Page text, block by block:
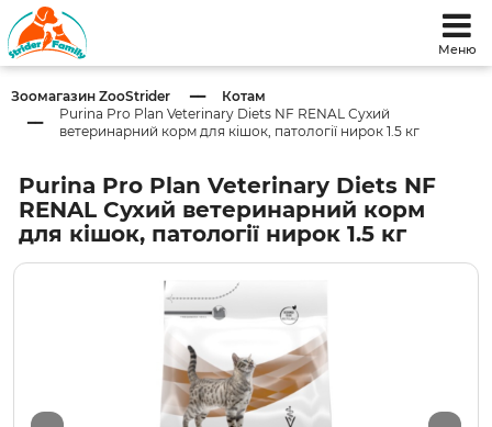
Меню
Зоомагазин ZooStrider
Котам
Purina Pro Plan Veterinary Diets NF RENAL Сухий
ветеринарний корм для кішок, патології нирок 1.5 кг
Purina Pro Plan Veterinary Diets NF
RENAL Сухий ветеринарний корм
для кішок, патології нирок 1.5 кг